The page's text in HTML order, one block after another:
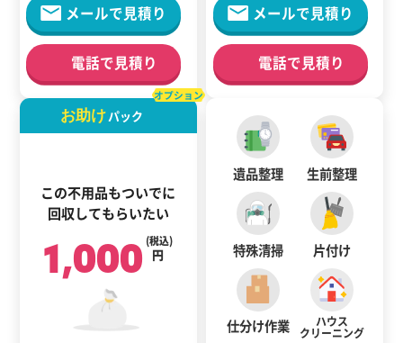
メールで見積り
電話で見積り
メールで見積り
電話で見積り
お助けパック
この不用品もついでに
回収してもらいたい
オプション
1,000 円
(税込)
遺品整理 生前整理
特殊清掃 片付け
仕分け作業 ハウス
クリーニング